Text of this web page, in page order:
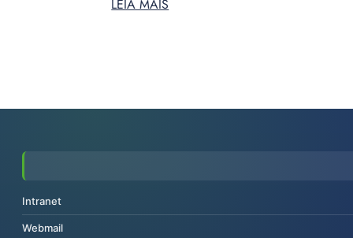
LEIA MAIS
Intranet
Webmail